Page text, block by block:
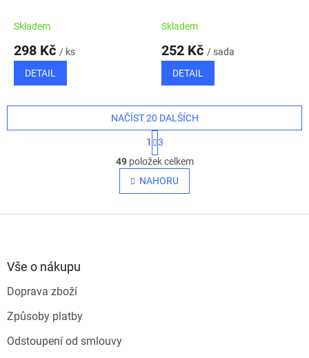
Skladem
298 Kč / ks
DETAIL
Skladem
252 Kč / sada
DETAIL
O
v
l
á
NAČÍST 20 DALŠÍCH
S
t
r
á
n
k
v
1
3
49položek celkem
NAHORU
Vše o nákupu
Doprava zboží
Způsoby platby
Odstoupení od smlouvy